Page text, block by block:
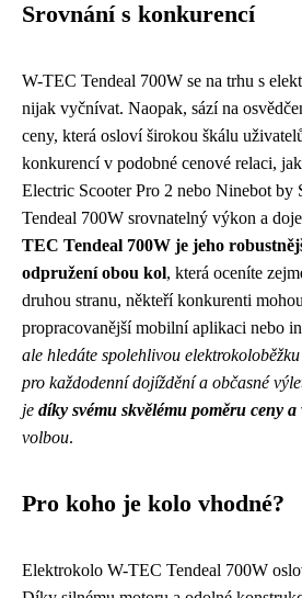
Srovnání s konkurencí
W-TEC Tendeal 700W se na trhu s
nijak vyčnívat. Naopak, sází na
ceny, která osloví širokou škálu
konkurencí v podobné cenové relaci,
Electric Scooter Pro 2 nebo Ninebot by
Tendeal 700W srovnatelný výkon a
TEC Tendeal 700W je jeho
odpružení obou kol, která oceníte
druhou stranu, někteří konkurenti
propracovanější mobilní aplikaci nebo
ale hledáte spolehlivou
pro každodenní dojíždění a občasné
je díky svému skvělému poměru ceny
volbou.
Pro koho je kolo vhodné?
Elektrokolo W-TEC Tendeal 700W